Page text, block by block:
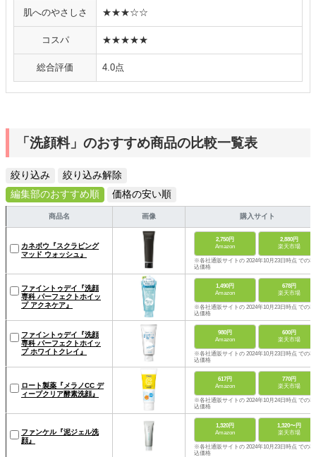
肌へのやさしさ ★★★☆☆
コスパ ★★★★★
総合評価 4.0点
「洗顔料」のおすすめ商品の比較一覧表
絞り込み
絞り込み解除
編集部のおすすめ順
価格の安い順
商品名 画像 購入サイト
カネボウ『スクラビング
マッド ウォッシュ』
2,750円
Amazon
2,880円
楽天市場
※各社通販サイトの 2024年10月23日時点 での税
込価格
ファイントゥデイ『洗顔
専科 パーフェクトホイッ
プ アクネケア』
1,490円
Amazon
678円
楽天市場
※各社通販サイトの 2024年10月23日時点 での税
込価格
ファイントゥデイ『洗顔
専科 パーフェクトホイッ
プ ホワイトクレイ』
980円
Amazon
600円
楽天市場
※各社通販サイトの 2024年10月23日時点 での税
込価格
ロート製薬『メラノCC デ
ィープクリア酵素洗顔』
617円
Amazon
770円
楽天市場
※各社通販サイトの 2024年10月24日時点 での税
込価格
ファンケル『泥ジェル洗
顔』
1,320円
Amazon
1,320〜円
楽天市場
※各社通販サイトの 2024年10月23日時点 での税
込価格